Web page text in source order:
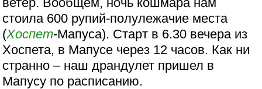
стоила 600 рупий-полулежачие места
(Хоспет-Мапуса). Старт в 6.30 вечера из
Хоспета, в Мапусе через 12 часов. Как ни
странно – наш драндулет пришел в
Мапусу по расписанию.